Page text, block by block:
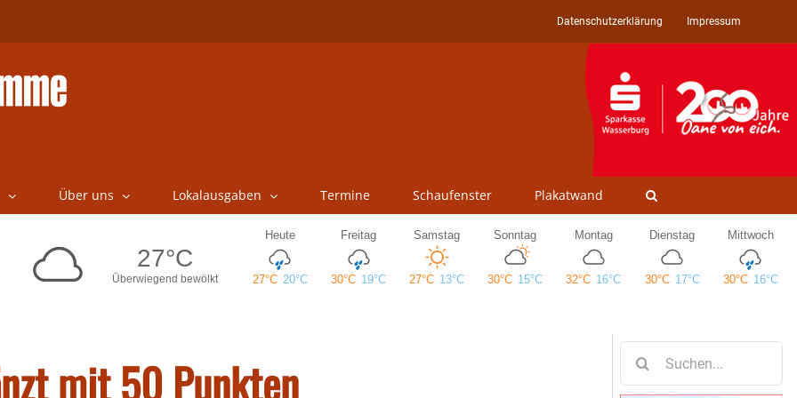
Datenschutzerklärung Impressum
Über uns Lokalausgaben Termine Schaufenster Plakatwand
mit 50 Punkten
nach: